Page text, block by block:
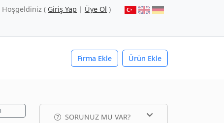
Hoşgeldiniz ( Giriş Yap | Üye Ol )
Firma Ekle Ürün Ekle
SORUNUZ MU VAR?